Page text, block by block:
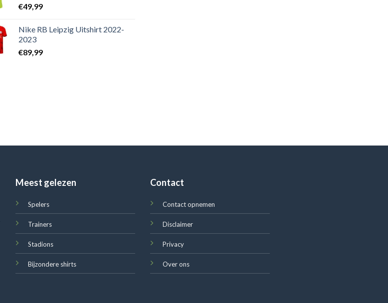
€49,99
Nike RB Leipzig Uitshirt 2022-
2023
€89,99
Meest gelezen
Spelers
Trainers
Stadions
Bijzondere shirts
Contact
Contact opnemen
Disclaimer
Privacy
Over ons